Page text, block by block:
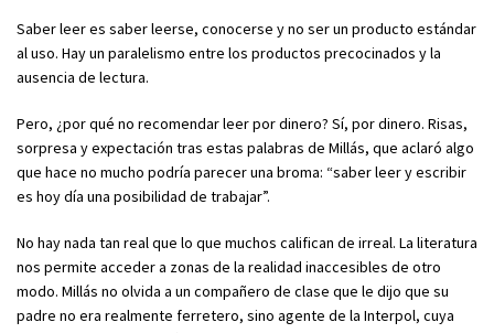
Saber leer es saber leerse, conocerse y no ser un producto estándar
al uso. Hay un paralelismo entre los productos precocinados y la
ausencia de lectura.
Pero, ¿por qué no recomendar leer por dinero? Sí, por dinero. Risas,
sorpresa y expectación tras estas palabras de Millás, que aclaró algo
que hace no mucho podría parecer una broma: “saber leer y escribir
es hoy día una posibilidad de trabajar”.
No hay nada tan real que lo que muchos califican de irreal. La literatura
nos permite acceder a zonas de la realidad inaccesibles de otro
modo. Millás no olvida a un compañero de clase que le dijo que su
padre no era realmente ferretero, sino agente de la Interpol, cuya